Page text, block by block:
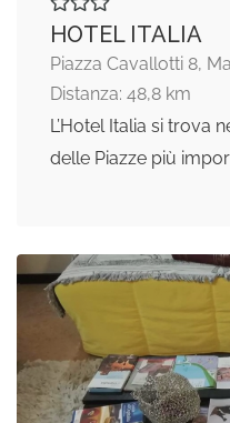
HOTEL ITALIA
Piazza Cavallotti 8,
Distanza: 48,8 km
L’Hotel Italia si trova
delle Piazze più